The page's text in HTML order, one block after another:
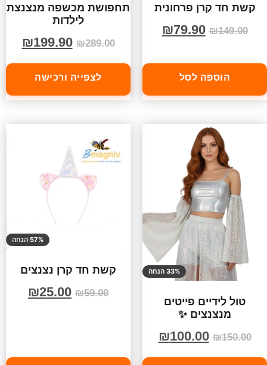
קשת חד קרן פרחונית
₪149.00
₪79.90
הוספה לסל
תחפושת מכשפה מנצנצת
לילדות
₪289.00
₪199.90
לצפייה ורכישה
33% הנחה
טול לידיים פייטים
מנצנצים ✨
₪150.00
₪100.00
57% הנחה
קשת חד קרן נצנצים
₪59.00
₪25.00